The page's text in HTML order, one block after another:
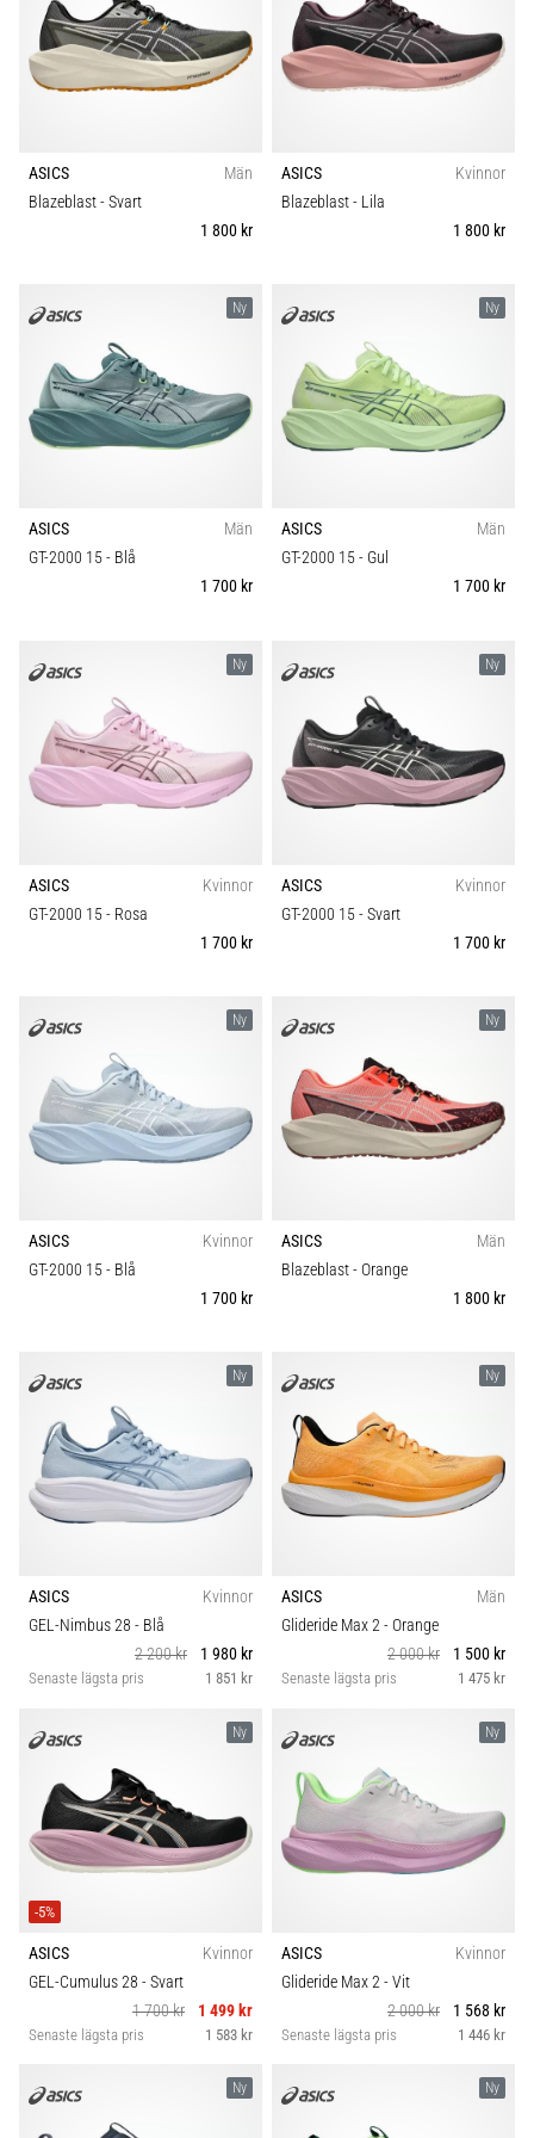
eller
efter
löpning?
vanligaste
orsakerna
Vad
det…
Visa
ASICS
Män
Blazeblast- Svart
1 800 kr
ASICS
Kvinnor
Blazeblast- Lila
1 800 kr
Ny
ASICS
Män
GT-2000 15- Blå
1 700 kr
Ny
ASICS
Män
GT-2000 15- Gul
1 700 kr
Ny
ASICS
Kvinnor
GT-2000 15- Rosa
1 700 kr
Ny
ASICS
Kvinnor
GT-2000 15- Svart
1 700 kr
Ny
ASICS
Kvinnor
GT-2000 15- Blå
1 700 kr
Ny
ASICS
Män
Blazeblast- Orange
1 800 kr
Ny
ASICS
Kvinnor
GEL-Nimbus 28 - Blå
2 200 kr
1 980 kr
Senaste lägsta pris 1 851 kr
Ny
ASICS
Män
Glideride Max 2- Orange
2 000 kr
1 500 kr
Senaste lägsta pris 1 475 kr
Ny
-5%
ASICS
Kvinnor
GEL-Cumulus 28 - Svart
1 700 kr
1 499 kr
Senaste lägsta pris 1 583 kr
Ny
ASICS
Kvinnor
Glideride Max 2- Vit
2 000 kr
1 568 kr
Senaste lägsta pris 1 446 kr
Ny Ny